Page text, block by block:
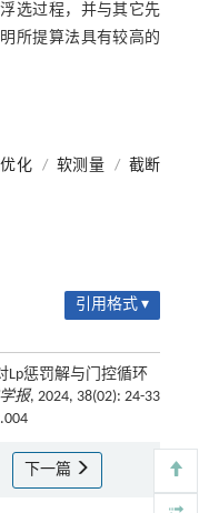
选过程，并与其它先
所提算法具有较高的
化 / 软测量 / 截断
引用格式 ▾
Lp惩罚解与门控循环
报, 2024, 38(02): 24-33
下一篇